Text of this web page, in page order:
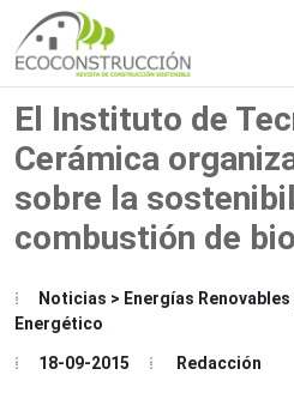
Menu
Menu
Menu
El Instituto de
Cerámica
sobre la
combustión de
Noticias > Energías
Energético
18-09-2015 Redacción